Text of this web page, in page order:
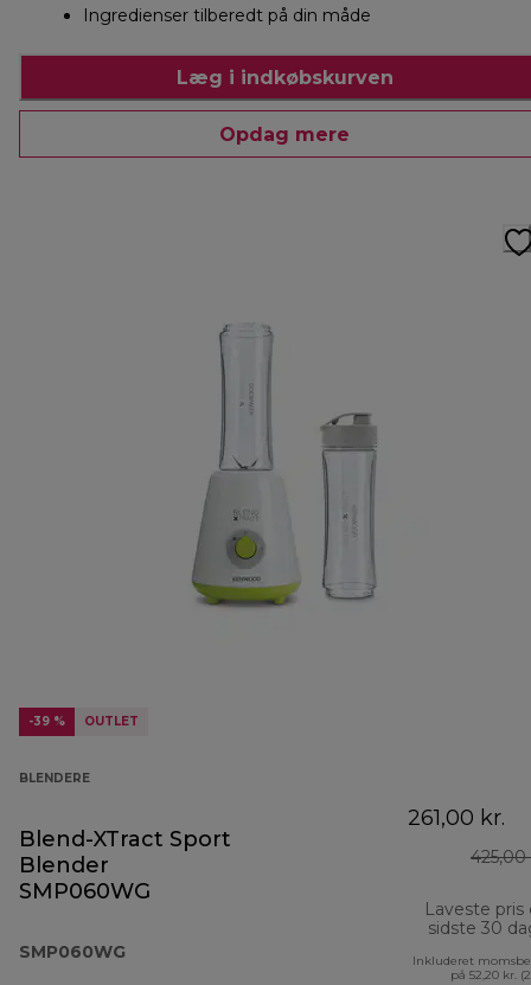
Ingredienser tilberedt på din måde
Læg i indkøbskurven
Opdag mere
-39 % OUTLET
BLENDERE
Blend-XTract Sport
Blender
SMP060WG
SMP060WG
261,00 kr.
425,00
Laveste pris
sidste 30
Inkluderet
på 52,20 kr.